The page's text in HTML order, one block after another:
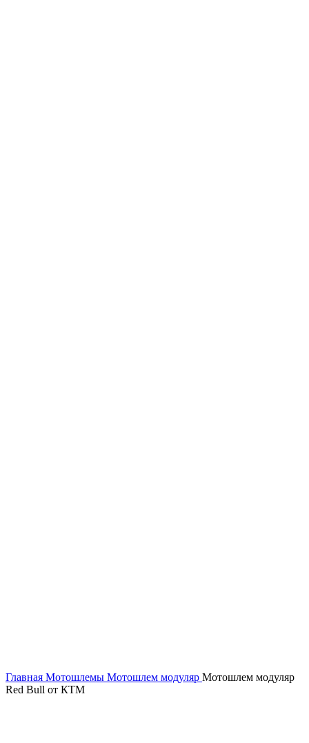
Главная Мотошлемы Мотошлем модуляр Мотошлем модуляр
Red Bull от КТМ